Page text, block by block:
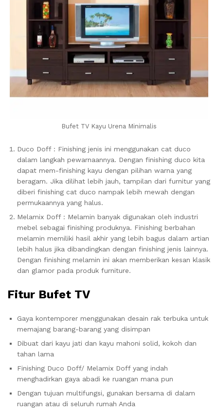
Bufet TV Kayu Urena Minimalis
Duco Doff : Finishing jenis ini menggunakan cat duco
dalam langkah pewarnaannya. Dengan finishing duco kita
dapat mem-finishing kayu dengan pilihan warna yang
beragam. Jika dilihat lebih jauh, tampilan dari furnitur yang
diberi finishing cat duco nampak lebih mewah dengan
permukaannya yang halus.
Melamix Doff : Melamin banyak digunakan oleh industri
mebel sebagai finishing produknya. Finishing berbahan
melamin memiliki hasil akhir yang lebih bagus dalam artian
lebih halus jika dibandingkan dengan finishing jenis lainnya.
Dengan finishing melamin ini akan memberikan kesan klasik
dan glamor pada produk furniture.
Fitur Bufet TV
Gaya kontemporer menggunakan desain rak terbuka untuk
memajang barang-barang yang disimpan
Dibuat dari kayu jati dan kayu mahoni solid, kokoh dan
tahan lama
Finishing Duco Doff/ Melamix Doff yang indah
menghadirkan gaya abadi ke ruangan mana pun
Dengan tujuan multifungsi, gunakan bersama di dalam
ruangan atau di seluruh rumah Anda